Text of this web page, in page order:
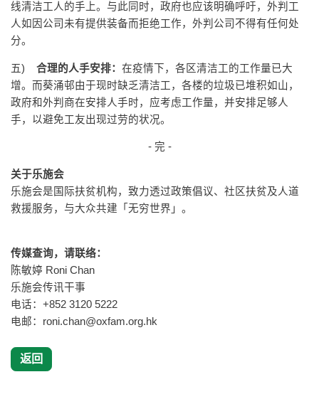
线清洁工人的手上。与此同时，政府也应该明确呼吁，外判工
人如因公司未有提供装备而拒绝工作，外判公司不得有任何处
分。
五) 合理的人手安排： 在疫情下，各区清洁工的工作量已大
增。而葵涌邨由于现时缺乏清洁工，各楼的垃圾已堆积如山，
政府和外判商在安排人手时，应考虑工作量，并安排足够人
手，以避免工友出现过劳的状况。
- 完 -
关于乐施会
乐施会是国际扶贫机构，致力透过政策倡议、社区扶贫及人道
救援服务，与大众共建「无穷世界」。
传媒查询，请联络：
陈敏婷 Roni Chan
乐施会传讯干事
电话：+852 3120 5222
电邮： roni.chan@oxfam.org.hk
返回